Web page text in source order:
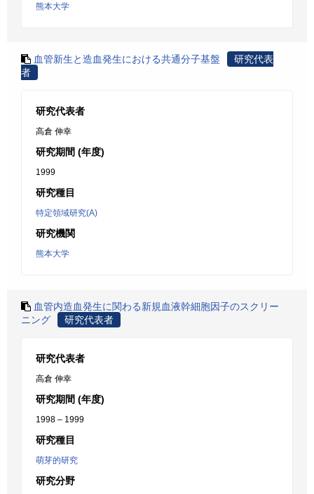
熊本大学
血管新生と造血発生における共通分子基盤
研究代表
者
研究代表者
高倉 伸幸
研究期間 (年度)
1999
研究種目
特定領域研究(A)
研究機関
熊本大学
血管内造血発生に関わる新規血液幹細胞因子のスクリー
ニング
研究代表者
研究代表者
高倉 伸幸
研究期間 (年度)
1998 – 1999
研究種目
萌芽的研究
研究分野